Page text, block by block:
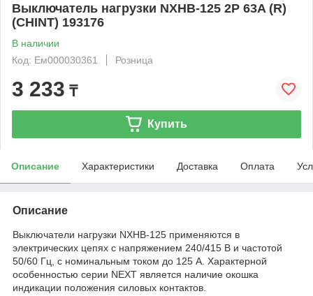
Выключатель нагрузки NXHB-125 2P 63A (R)
(CHINT) 193176
В наличии
Код: Ем000030361
Розница
3 233 ₸
Купить
Описание Характеристики Доставка Оплата
Описание
Выключатели нагрузки NXHB-125 применяются в
электрических цепях с напряжением 240/415 В и частотой
50/60 Гц, с номинальным током до 125 А. Характерной
особенностью серии NEXT является наличие окошка
индикации положения силовых контактов.